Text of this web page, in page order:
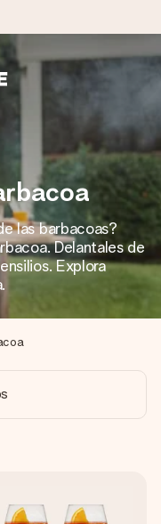
enviamos al vuelo,
perfecto, cuando más
nos dan un 4,5 en
su nombre, tu foto o
complicaciones, solo
las barbacoas?
Delantales de
Explora